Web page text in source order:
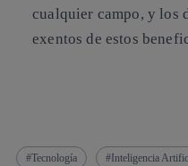
cualquier campo, y los
exentos de estos
Tecnología Inteligencia